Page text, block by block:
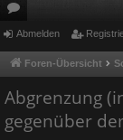
or
en
Abmelden
Foren-Übersicht
Abgrenzung
gegenüber